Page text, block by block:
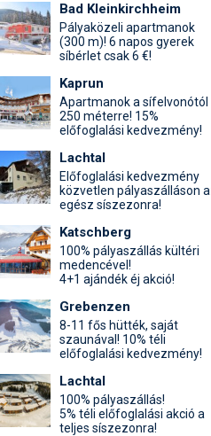
Bad Kleinkirchheim
Pályaközeli apartmanok
(300 m)! 6 napos gyerek
síbérlet csak 6 €!
Kaprun
Apartmanok a sífelvonótól
250 méterre! 15%
előfoglalási kedvezmény!
Lachtal
Előfoglalási kedvezmény
közvetlen pályaszálláson
egész síszezonra!
Katschberg
100% pályaszállás kültéri
medencével!
4+1 ajándék éj akció!
Grebenzen
8-11 fős hütték, saját
szaunával! 10% téli
előfoglalási kedvezmény!
Lachtal
100% pályaszállás!
5% téli előfoglalási akció a
teljes síszezonra!